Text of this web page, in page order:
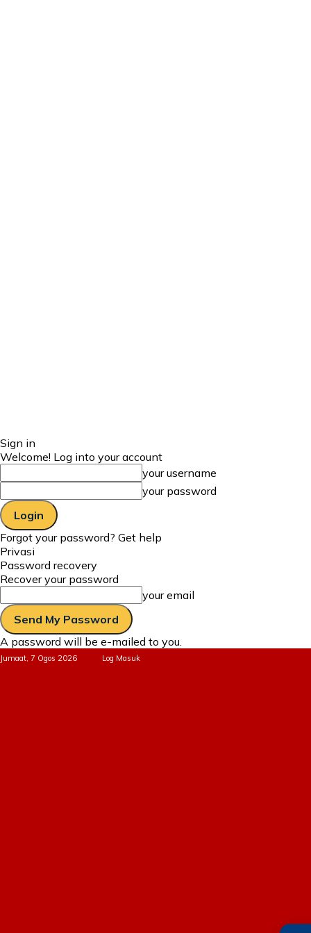
Sign in
Welcome! Log into your account
your username
your password
Forgot your password? Get help
Privasi
Password recovery
Recover your password
your email
A password will be e-mailed to you.
Jumaat, 7 Ogos 2026 Log Masuk